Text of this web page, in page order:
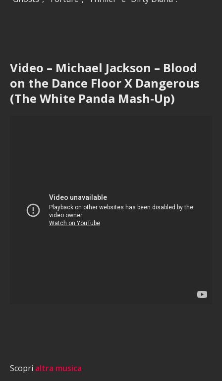
Video – Michael Jackson – Blood
on the Dance Floor X Dangerous
(The White Panda Mash-Up)
Scopri altra musica